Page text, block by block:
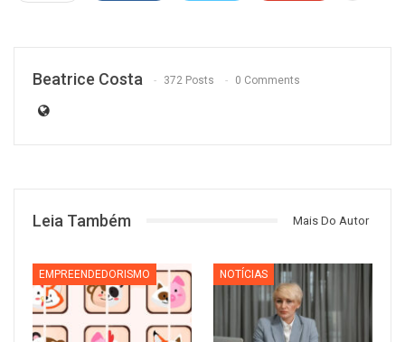
Beatrice Costa 372 Posts 0 Comments
Leia Também Mais Do Autor
EMPREENDEDORISMO NOTÍCIAS